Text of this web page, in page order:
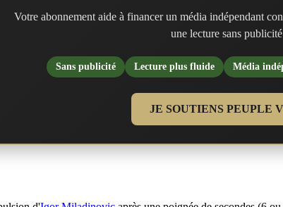
Votre abonnement aide à financer un média indépendant
une lecture sans
Sans publicité Lecture plus fluide Média
JE SOUTIENS PEUPLE